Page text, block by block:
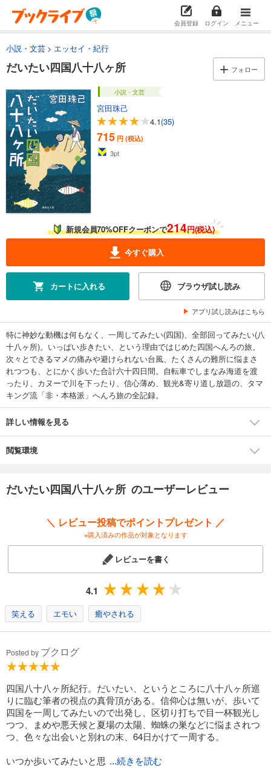
会員登録 ログイン メニュー
小説・文芸 エッセイ・紀行
だいたい四国八十八ヶ所 フォロー
小説・文芸
宮田珠己
4.1(35)
715 円 (税込)
3pt
新規会員70%OFFクーポンで214円(税込)
今すぐ購入
カートに入れる ブラウザ試し読み
アプリ試し読みはこちら
特に神妙な動機は何もなく、一周してみたい(四国)、全部回ってみたい(八
十八ヶ所)。いっぱい歩きたい、という理由ではじめた四国へんろの旅。
次々とできるマメの痛みや避けられない台風、たくさんの難所に悩まさ
れつつも、とにかく歩いた合計六十四日間。自転車でしまなみ海道を渡
ったり、カヌーで川を下ったり、信心薄め、観光&寄り道し放題の、タマ
キング流「非・本格派」へんろ旅の全記録。
詳しい情報を見る
閲覧環境
だいたい四国八十八ヶ所 のユーザーレビュー
＼ レビュー投稿でポイントプレゼント ／
※購入済みの作品が対象となります
レビューを書く
4.1
笑える エモい 癒やされる
Posted by ブクログ
四国八十八ヶ所紀行。だいたい、というところに八十八ヶ所巡
りに臨む筆者の視点の真骨頂がある。信仰心は無いが、歩いて
四国を一周してみたいので出発し、区切り打ちで目一杯観光し
つつ、まめや悪天候と夏場の太陽、蜘蛛の巣などに悩まされつ
つ、色々な出会いと別れの末、64日かけて一周する。
いつか歩いてみたいと思 ...続きを読む